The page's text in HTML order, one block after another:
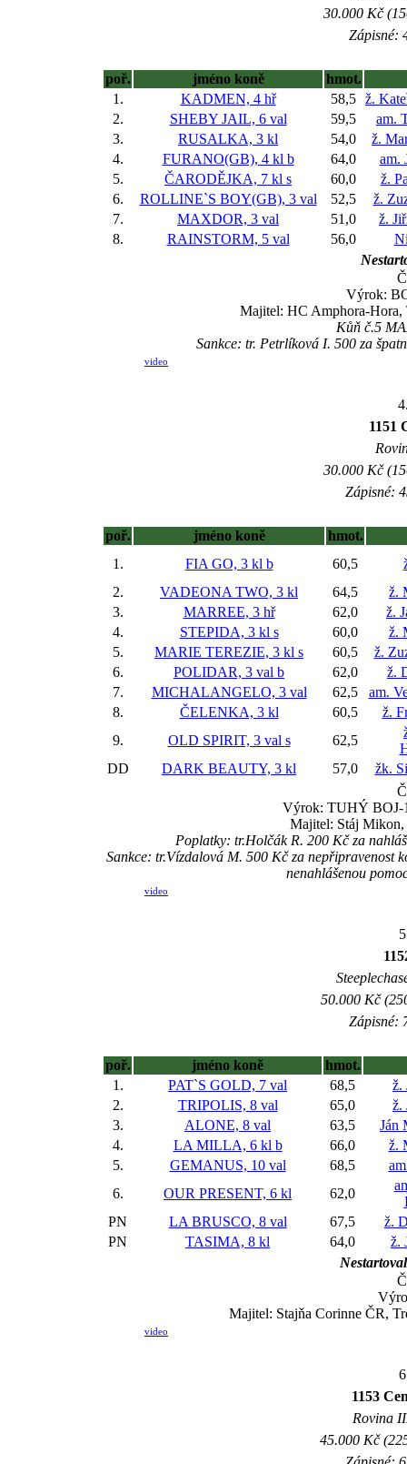
30.000 Kč
Zápisné:
poř. jméno koně
hmot.
1.
KADMEN, 4 hř 58,5 ž.
2.
SHEBY JAIL, 6 val 59,5
am.
3.
RUSALKA, 3 kl 54,0
ž.
4.
FURANO(GB), 4 kl b 64,0
am.
5.
ČARODĚJKA, 7 kl s 60,0
ž.
6.
ROLLINE`S BOY(GB), 3 val 52,5
ž.
7.
MAXDOR, 3 val 51,0
ž.
8.
RAINSTORM, 5 val 56,0
Výrok:
Majitel: HC Amphora-Hora,
Kůň č.5
Sankce: tr. Petrlíková I. 500 za
video
1151
30.000 Kč
Zápisné:
poř. jméno koně
hmot.
1.
FIA GO, 3 kl b 60,5
2.
VADEONA TWO, 3 kl 64,5
ž.
3.
MARREE, 3 hř 62,0
ž.
4.
STEPIDA, 3 kl s 60,0
ž.
5.
MARIE TEREZIE, 3 kl s 60,5
ž.
6.
POLIDAR, 3 val b 62,0
ž.
7.
MICHALANGELO, 3 val 62,5
am.
8.
ČELENKA, 3 kl 60,5
ž.
9.
OLD SPIRIT, 3 val s 62,5
DD
DARK BEAUTY, 3 kl 57,0
žk.
Výrok: TUHÝ BOJ-
Majitel: Stáj Mikon,
Poplatky: tr.Holčák R. 200 Kč za
Sankce: tr.Vízdalová M. 500 Kč za nepřipravenost
nenahlášenou
video
50.000 Kč
Zápisné:
poř. jméno koně
hmot.
1.
PAT`S GOLD, 7 val 68,5
ž.
2.
TRIPOLIS, 8 val 65,0
ž.
3.
ALONE, 8 val 63,5
Ján
4.
LA MILLA, 6 kl b 66,0
ž.
5.
GEMANUS, 10 val 68,5
6.
OUR PRESENT, 6 kl 62,0
PN
LA BRUSCO, 8 val 67,5
ž.
PN
TASIMA, 8 kl 64,0
ž.
Majitel: Stajňa Corinne ČR,
video
1153
Rovina
45.000 Kč